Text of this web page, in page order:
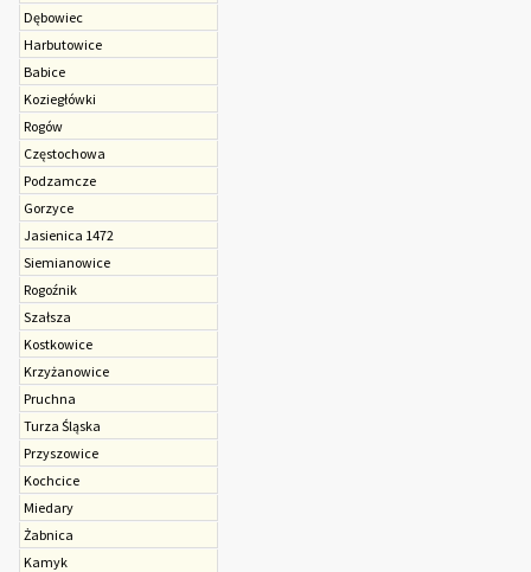
Dębowiec
Harbutowice
Babice
Koziegłówki
Rogów
Czę­sto­cho­wa
Podzamcze
Gorzyce
Jasienica 1472
Siemianowice
Rogoźnik
Szałsza
Kostkowice
Krzyżanowice
Pruchna
Turza Śląska
Przyszowice
Kochcice
Miedary
Żabnica
Kamyk